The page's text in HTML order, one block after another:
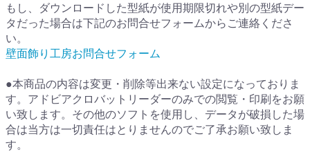
もし、ダウンロードした型紙が使用期限切れや別の型紙デー
タだった場合は下記のお問合せフォームからご連絡くださ
い。
壁面飾り工房お問合せフォーム
●本商品の内容は変更・削除等出来ない設定になっておりま
す。アドビアクロバットリーダーのみでの閲覧・印刷をお願
い致します。その他のソフトを使用し、データが破損した場
合は当方は一切責任はとりませんのでご了承お願い致しま
す。